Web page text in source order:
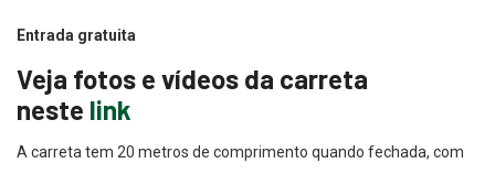
Veja fotos e vídeos da carreta
nestelink
A carreta tem 20 metros de comprimento quando fechada, com
uma estrutura lateral que pode se expandir quando o veículo está